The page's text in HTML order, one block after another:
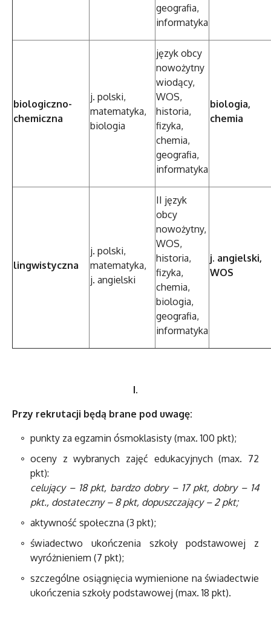
geografia,
informatyka
biologiczno-
chemiczna
j. polski,
matematyka,
biologia
język obcy
nowożytny
wiodący,
WOS,
historia,
fizyka,
chemia,
geografia,
informatyka
biologia,
chemia
lingwistyczna
j. polski,
matematyka,
j. angielski
II język
obcy
nowożytny,
WOS,
historia,
fizyka,
chemia,
biologia,
geografia,
informatyka
j. angielski,
WOS
I.
Przy rekrutacji będą brane pod uwagę:
punkty za egzamin ósmoklasisty (max. 100 pkt);
oceny z wybranych zajęć edukacyjnych (max. 72
pkt):
celujący – 18 pkt, bardzo dobry – 17 pkt, dobry – 14
pkt., dostateczny – 8 pkt, dopuszczający – 2 pkt;
aktywność społeczna (3 pkt);
świadectwo ukończenia szkoły podstawowej z
wyróżnieniem (7 pkt);
szczególne osiągnięcia wymienione na świadectwie
ukończenia szkoły podstawowej (max. 18 pkt).